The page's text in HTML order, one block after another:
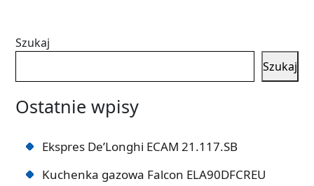
Szukaj
Szukaj
Ostatnie wpisy
Ekspres De’Longhi ECAM 21.117.SB
Kuchenka gazowa Falcon ELA90DFCREU